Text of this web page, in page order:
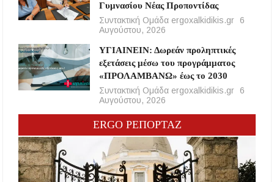
Γυμνασίου Νέας Προποντίδας
Συντακτική Ομάδα ergoxalkidikis.gr
6
Αυγούστου, 2026
ΥΓΙΑΙΝΕΙΝ: Δωρεάν προληπτικές
εξετάσεις μέσω του προγράμματος
«ΠΡΟΛΑΜΒΑΝΩ» έως το 2030
Συντακτική Ομάδα ergoxalkidikis.gr
6
Αυγούστου, 2026
ERGO ΡΕΠΟΡΤΑΖ